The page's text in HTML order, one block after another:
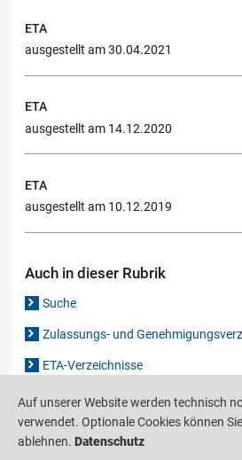
ETA
ausgestellt am 30.04.2021
ETA
ausgestellt am 14.12.2020
ETA
ausgestellt am 10.12.2019
Auch in dieser Rubrik
Suche
Zulassungs- und
ETA-Verzeichnisse
Gutachten-Verzeichnis
Auf unserer Website werden technisch
verwendet. Optionale Cookies können
ablehnen. Datenschutz